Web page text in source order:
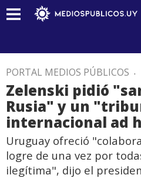
PORTAL MEDIOS PÚBLICOS .
Zelenski pidió
Rusia" y un
internacional ad
Uruguay ofreció
logre de una vez por
ilegítima", dijo el